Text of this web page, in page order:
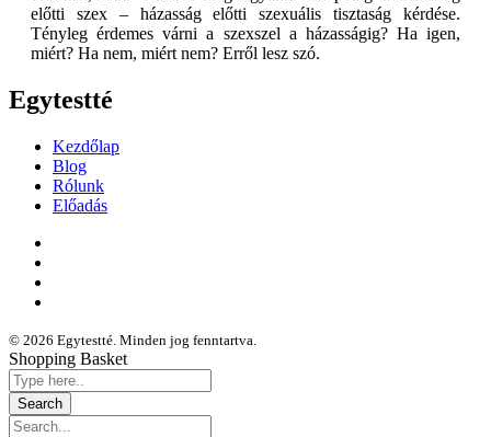
előtti szex – házasság előtti szexuális tisztaság kérdése.
Tényleg érdemes várni a szexszel a házasságig? Ha igen,
miért? Ha nem, miért nem? Erről lesz szó.
Egytestté
Kezdőlap
Blog
Rólunk
Előadás
© 2026 Egytestté. Minden jog fenntartva.
Shopping Basket